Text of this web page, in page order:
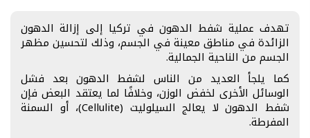
تهدف عملية شفط الدهون في تركيا إلى إزالة الدهون
الزائدة في مناطق معينة في الجسم، وذلك لتحسين مظهر
الجسم من الناحية الجمالية.
كما يلجأ العديد من الناس لشفط الدهون بعد فشل
الوسائل الأخرى لخفض الوزن، وخلافًا لما يعتقد البعض فإن
شفط الدهون لا يعالج السيلوليت (Cellulite)، أو السمنة
المفرطة.